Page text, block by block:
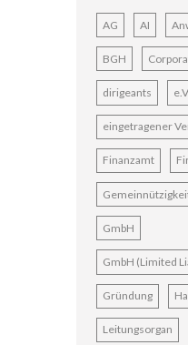
AG AI
BGH
dirigeants
eingetragener
Finanzamt
GmbH
GmbH (Limited
Gründung
Leitungsorgan